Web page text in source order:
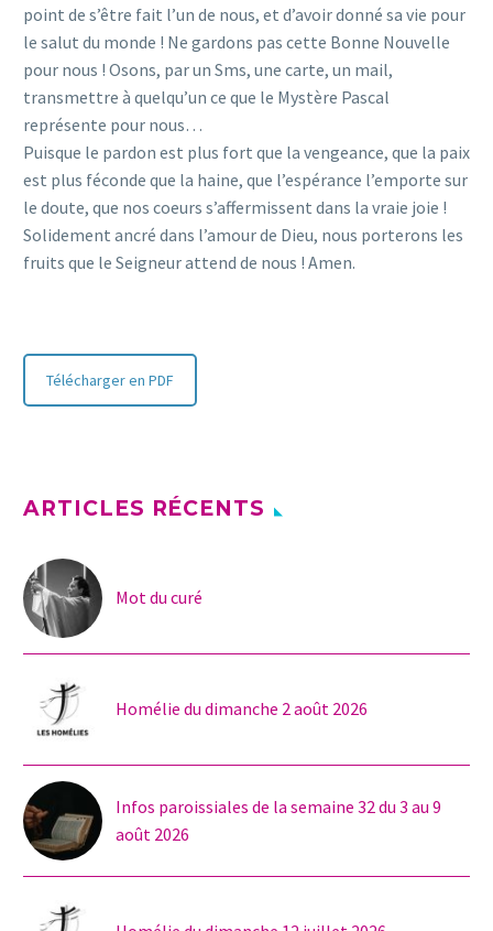
point de s’être fait l’un de nous, et d’avoir donné sa vie pour
le salut du monde ! Ne gardons pas cette Bonne Nouvelle
pour nous ! Osons, par un Sms, une carte, un mail,
transmettre à quelqu’un ce que le Mystère Pascal
représente pour nous…
Puisque le pardon est plus fort que la vengeance, que la paix
est plus féconde que la haine, que l’espérance l’emporte sur
le doute, que nos coeurs s’affermissent dans la vraie joie !
Solidement ancré dans l’amour de Dieu, nous porterons les
fruits que le Seigneur attend de nous ! Amen.
Télécharger en PDF
ARTICLES RÉCENTS
Mot du curé
Homélie du dimanche 2 août 2026
Infos paroissiales de la semaine 32 du 3 au 9
août 2026